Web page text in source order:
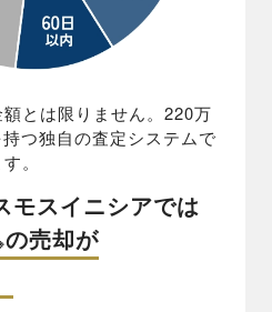
とは限りません。220万
つ独自の査定システムで
。
モスイニシアでは
の売却が